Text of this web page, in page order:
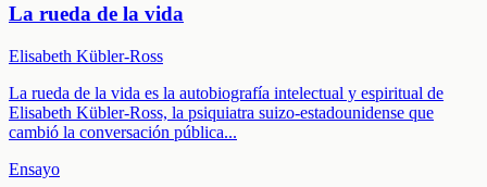
La rueda de la vida
Elisabeth Kübler-Ross
La rueda de la vida es la autobiografía intelectual y espiritual de
Elisabeth Kübler-Ross, la psiquiatra suizo-estadounidense que
cambió la conversación pública...
Ensayo